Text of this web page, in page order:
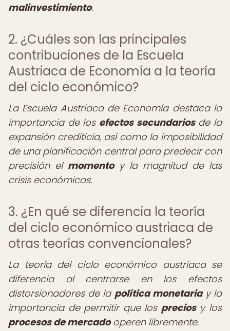
malinvestimiento.
2. ¿Cuáles son las principales
contribuciones de la Escuela
Austriaca de Economía a la teoría
del ciclo económico?
La Escuela Austriaca de Economía destaca la
importancia de los efectos secundariosde la
expansión crediticia, así como la imposibilidad
de una planificación central para predecir con
precisión el momentoy la magnitud de las
crisis económicas.
3. ¿En qué se diferencia la teoría
del ciclo económico austriaca de
otras teorías convencionales?
La teoría del ciclo económico austriaca se
diferencia al centrarse en los efectos
distorsionadores de la política monetariay la
importancia de permitir que los preciosy los
procesos de mercadooperen libremente.